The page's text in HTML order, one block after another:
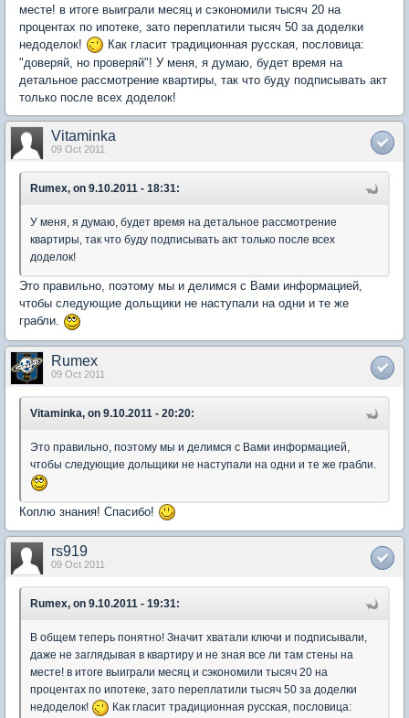
месте! в итоге выиграли месяц и сэкономили тысяч 20 на
процентах по ипотеке, зато переплатили тысяч 50 за доделки
недоделок!
Как гласит традиционная русская, пословица:
"доверяй, но проверяй"! У меня, я думаю, будет время на
детальное рассмотрение квартиры, так что буду подписывать акт
только после всех доделок!
Vitaminka
09 Oct 2011
Rumex, on 9.10.2011 - 18:31:
У меня, я думаю, будет время на детальное рассмотрение
квартиры, так что буду подписывать акт только после всех
доделок!
Это правильно, поэтому мы и делимся с Вами информацией,
чтобы следующие дольщики не наступали на одни и те же
грабли.
Rumex
09 Oct 2011
Vitaminka, on 9.10.2011 - 20:20:
Это правильно, поэтому мы и делимся с Вами информацией,
чтобы следующие дольщики не наступали на одни и те же грабли.
Коплю знания! Спасибо!
rs919
09 Oct 2011
Rumex, on 9.10.2011 - 19:31:
В общем теперь понятно! Значит хватали ключи и подписывали,
даже не заглядывая в квартиру и не зная все ли там стены на
месте! в итоге выиграли месяц и сэкономили тысяч 20 на
процентах по ипотеке, зато переплатили тысяч 50 за доделки
недоделок!
Как гласит традиционная русская, пословица: